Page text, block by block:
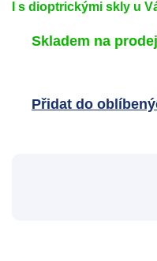
I s dioptrickými skly u
Skladem na
Přidat do